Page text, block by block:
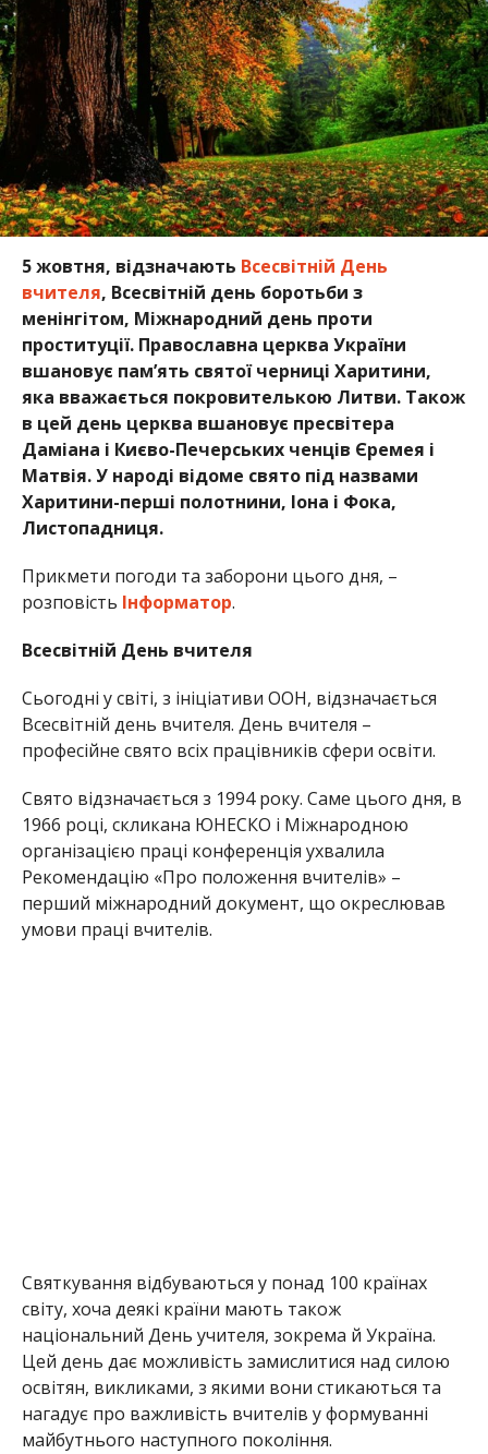
5 жовтня, відзначають Всесвітній День
вчителя, Всесвітній день боротьби з
менінгітом, Міжнародний день проти
проституції. Православна церква України
вшановує пам’ять святої черниці Харитини,
яка вважається покровителькою Литви. Також
в цей день церква вшановує пресвітера
Даміана і Києво-Печерських ченців Єремея і
Матвія. У народі відоме свято під назвами
Харитини-перші полотнини, Іона і Фока,
Листопадниця.
Прикмети погоди та заборони цього дня, –
розповість Інформатор.
Всесвітній День вчителя
Сьогодні у світі, з ініціативи ООН, відзначається
Всесвітній день вчителя. День вчителя –
професійне свято всіх працівників сфери освіти.
Свято відзначається з 1994 року. Саме цього дня, в
1966 році, скликана ЮНЕСКО і Міжнародною
організацією праці конференція ухвалила
Рекомендацію «Про положення вчителів» –
перший міжнародний документ, що окреслював
умови праці вчителів.
Святкування відбуваються у понад 100 країнах
світу, хоча деякі країни мають також
національний День учителя, зокрема й Україна.
Цей день дає можливість замислитися над силою
освітян, викликами, з якими вони стикаються та
нагадує про важливість вчителів у формуванні
майбутнього наступного покоління.